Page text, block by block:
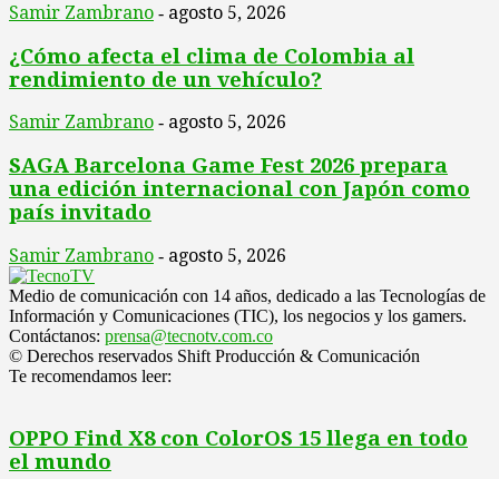
Samir Zambrano - agosto 5, 2026
¿Cómo afecta el clima de Colombia al
rendimiento de un vehículo?
Samir Zambrano - agosto 5, 2026
SAGA Barcelona Game Fest 2026 prepara
una edición internacional con Japón como
país invitado
Samir Zambrano - agosto 5, 2026
Medio de comunicación con 14 años, dedicado a las Tecnologías de
Información y Comunicaciones (TIC), los negocios y los gamers.
Contáctanos: prensa@tecnotv.com.co
© Derechos reservados Shift Producción & Comunicación
Te recomendamos leer:
OPPO Find X8 con ColorOS 15 llega en todo
el mundo